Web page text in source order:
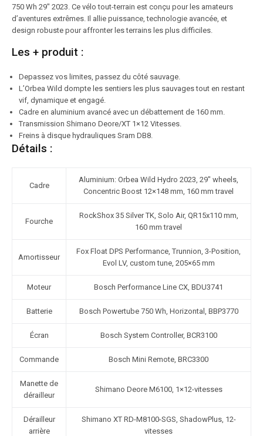
750 Wh 29″ 2023. Ce vélo tout-terrain est conçu pour les amateurs
d’aventures extrêmes. Il allie puissance, technologie avancée, et
design robuste pour affronter les terrains les plus difficiles.
Les + produit :
Depassez vos limites, passez du côté sauvage.
L’Orbea Wild dompte les sentiers les plus sauvages tout en restant
vif, dynamique et engagé.
Cadre en aluminium avancé avec un débattement de 160 mm.
Transmission Shimano Deore/XT 1×12 Vitesses.
Freins à disque hydrauliques Sram DB8.
Détails :
Cadre
Aluminium: Orbea Wild Hydro 2023, 29″ wheels,
Concentric Boost 12×148 mm, 160 mm travel
Fourche
RockShox 35 Silver TK, Solo Air, QR15x110 mm,
160 mm travel
Amortisseur
Fox Float DPS Performance, Trunnion, 3-Position,
Evol LV, custom tune, 205×65 mm
Moteur Bosch Performance Line CX, BDU3741
Batterie Bosch Powertube 750 Wh, Horizontal, BBP3770
Écran Bosch System Controller, BCR3100
Commande Bosch Mini Remote, BRC3300
Manette de
dérailleur
Shimano Deore M6100, 1×12-vitesses
Dérailleur
arrière
Shimano XT RD-M8100-SGS, ShadowPlus, 12-
vitesses